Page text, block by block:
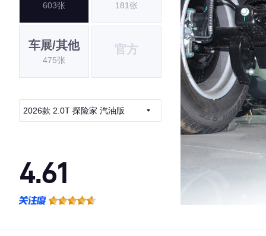
603张 181张
车展/其他
475张
官方
2026款 2.0T 探险家 汽油版
4.61